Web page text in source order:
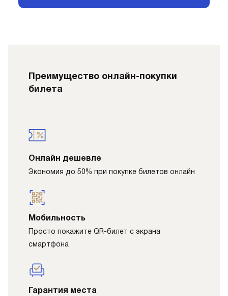
Преимущество онлайн-покупки
билета
Онлайн дешевле
Экономия до 50% при покупке билетов онлайн
Мобильность
Просто покажите QR-билет с экрана
смартфона
Гарантия места